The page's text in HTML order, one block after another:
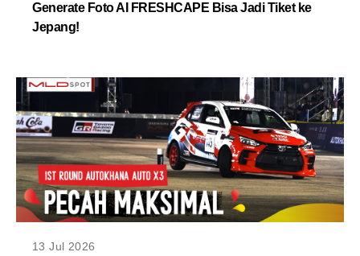
Generate Foto AI FRESHCAPE Bisa Jadi Tiket ke
Jepang!
13 Jul 2026